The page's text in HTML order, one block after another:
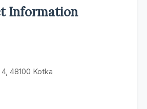
Information
48100 Kotka